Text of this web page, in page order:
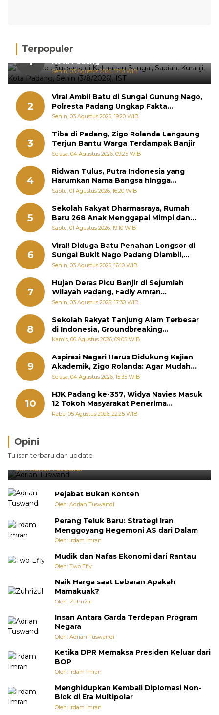
Terpopuler
1
Hujan Deras, 15 Titik Banjir Terdeteksi di
Kota Padang
Senin, 03 Agustus 2026, 17:10 WIB
2
Viral Ambil Batu di Sungai Gunung Nago,
Polresta Padang Ungkap Fakta
Sebenarnya
Senin, 03 Agustus 2026, 19:20 WIB
3
Tiba di Padang, Zigo Rolanda Langsung
Terjun Bantu Warga Terdampak Banjir
Selasa, 04 Agustus 2026, 09:25 WIB
4
Ridwan Tulus, Putra Indonesia yang
Harumkan Nama Bangsa hingga
Diabadikan dalam Buku Jepang
Sabtu, 01 Agustus 2026, 16:20 WIB
5
Sekolah Rakyat Dharmasraya, Rumah
Baru 268 Anak Menggapai Mimpi dan
Memutus Rantai Kemiskinan
Sabtu, 01 Agustus 2026, 19:10 WIB
6
Viral! Diduga Batu Penahan Longsor di
Sungai Bukit Nago Padang Diambil,
Warga Khawatir Bencana Terulang
Senin, 03 Agustus 2026, 16:10 WIB
7
Hujan Deras Picu Banjir di Sejumlah
Wilayah Padang, Fadly Amran
Perintahkan OPD Siaga
Senin, 03 Agustus 2026, 17:30 WIB
8
Sekolah Rakyat Tanjung Alam Terbesar
di Indonesia, Groundbreaking
September
Kamis, 06 Agustus 2026, 09:05 WIB
9
Aspirasi Nagari Harus Didukung Kajian
Akademik, Zigo Rolanda: Agar Mudah
Diperjuangkan di Kementerian
Selasa, 04 Agustus 2026, 15:35 WIB
10
HJK Padang ke-357, Widya Navies Masuk
12 Tokoh Masyarakat Penerima
Penghargaan Pemko Padang
Rabu, 05 Agustus 2026, 22:25 WIB
Opini
Tulisan terbaru dan update
Brasil Lebih Diunggulkan, tetapi Jepang Selalu
Punya Cara Membuat Kejutan
Oleh:Adrian Tuswandi
Pejabat Bukan Konten
Oleh: Adrian Tuswandi
Perang Teluk Baru: Strategi Iran
Menggoyang Hegemoni AS dari Dalam
Oleh: Irdam Imran
Mudik dan Nafas Ekonomi dari Rantau
Oleh: Two Efly
Naik Harga saat Lebaran Apakah
Mamakuak?
Oleh: Zuhrizul
Insan Antara Garda Terdepan Program
Negara
Oleh: Adrian Tuswandi
Ketika DPR Memaksa Presiden Keluar dari
BOP
Oleh: Irdam Imran
Menghidupkan Kembali Diplomasi Non-
Blok di Era Multipolar
Oleh: Irdam Imran